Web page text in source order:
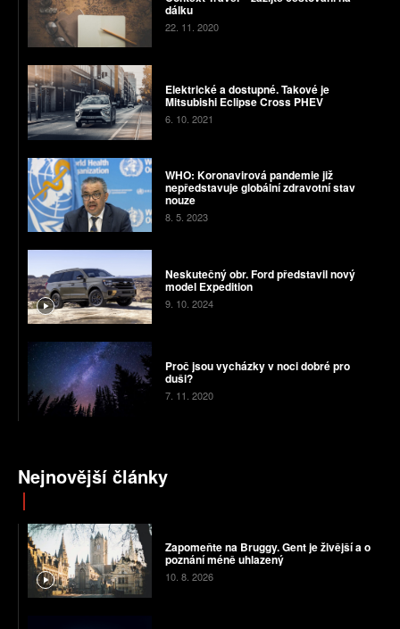
dálku
22. 11. 2020
Elektrické a dostupné. Takové je
Mitsubishi Eclipse Cross PHEV
6. 10. 2021
WHO: Koronavirová pandemie již
nepředstavuje globální zdravotní stav
nouze
8. 5. 2023
Neskutečný obr. Ford představil nový
model Expedition
9. 10. 2024
Proč jsou vycházky v noci dobré pro
duši?
7. 11. 2020
Nejnovější články
Zapomeňte na Bruggy. Gent je živější a o
poznání méně uhlazený
10. 8. 2026